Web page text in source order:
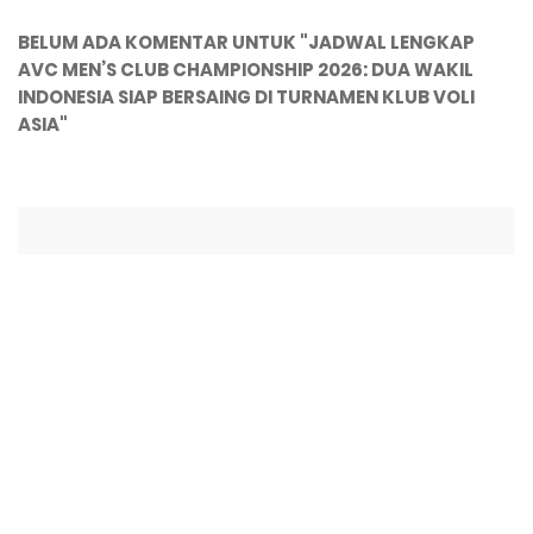
BELUM ADA KOMENTAR UNTUK "JADWAL LENGKAP
AVC MEN’S CLUB CHAMPIONSHIP 2026: DUA WAKIL
INDONESIA SIAP BERSAING DI TURNAMEN KLUB VOLI
ASIA"